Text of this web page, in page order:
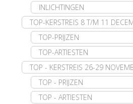
INLICHTINGEN
TOP-KERSTREIS 8 T/M 11
TOP-PRIJZEN
TOP-ARTIESTEN
TOP - KERSTREIS 26-29
TOP - PRIJZEN
TOP - ARTIESTEN